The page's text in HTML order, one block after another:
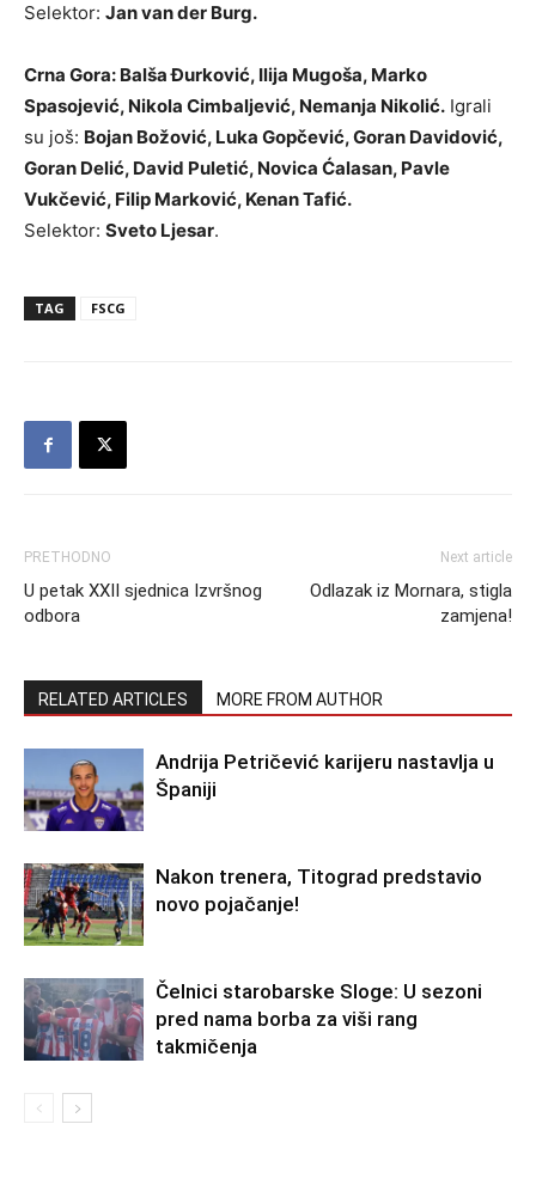
Selektor: Jan van der Burg.
Crna Gora: Balša Đurković, Ilija Mugoša, Marko
Spasojević, Nikola Cimbaljević, Nemanja Nikolić. Igrali
su još: Bojan Božović, Luka Gopčević, Goran Davidović,
Goran Delić, David Puletić, Novica Ćalasan, Pavle
Vukčević, Filip Marković, Kenan Tafić.
Selektor: Sveto Ljesar.
TAG FSCG
PRETHODNO
U petak XXII sjednica Izvršnog
odbora
Next article
Odlazak iz Mornara, stigla
zamjena!
RELATED ARTICLES MORE FROM AUTHOR
Andrija Petričević karijeru nastavlja u
Španiji
Nakon trenera, Titograd predstavio
novo pojačanje!
Čelnici starobarske Sloge: U sezoni
pred nama borba za viši rang
takmičenja